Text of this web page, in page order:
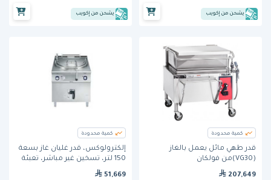
يشحن من إكويب يشحن من إكويب
كمية محدودة
قدر طهي مائل يعمل بالغاز
(VG30)من فولكان
207,649
كمية محدودة
إلكترولوكس، قدر غليان غاز بسعة
150 لتر، تسخين غير مباشر، تعبئة
ماء تلقائية.
51,669